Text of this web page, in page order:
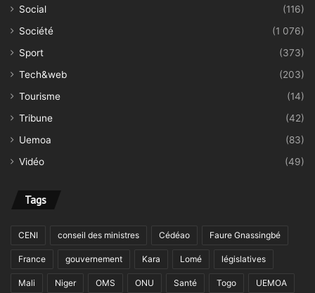
Social
(116)
Société
(1 076)
Sport
(373)
Tech&web
(203)
Tourisme
(14)
Tribune
(42)
Uemoa
(83)
Vidéo
(49)
Tags
CENI conseil des ministres Cédéao Faure Gnassingbé
France gouvernement Kara Lomé législatives
Mali Niger OMS ONU Santé Togo UEMOA